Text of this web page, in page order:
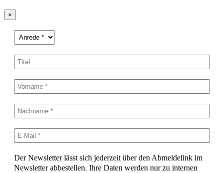
×
Der Newsletter lässt sich jederzeit über den Abmeldelink im
Newsletter abbestellen. Ihre Daten werden nur zu internen